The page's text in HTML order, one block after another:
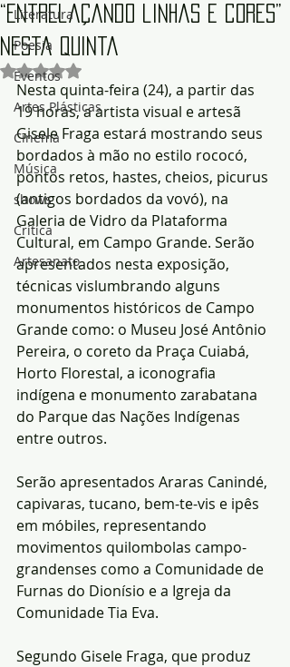
Literatura
Poesia
Eventos
Artes Plásticas
Cinema
Música
shows
Crítica
Artesanato
“Entrelaçando linhas e cores”
nesta quinta
Avaliado com NaN de 5 estrelas.
Nesta quinta-feira (24), a partir das
19 horas, a artista visual e artesã
Gisele Fraga estará mostrando seus
bordados à mão no estilo rococó,
pontos retos, hastes, cheios, picurus
(antigos bordados da vovó), na
Galeria de Vidro da Plataforma
Cultural, em Campo Grande. Serão
apresentados nesta exposição,
técnicas vislumbrando alguns
monumentos históricos de Campo
Grande como: o Museu José Antônio
Pereira, o coreto da Praça Cuiabá,
Horto Florestal, a iconografia
indígena e monumento zarabatana
do Parque das Nações Indígenas
entre outros.
Serão apresentados Araras Canindé,
capivaras, tucano, bem-te-vis e ipês
em móbiles, representando
movimentos quilombolas campo-
grandenses como a Comunidade de
Furnas do Dionísio e a Igreja da
Comunidade Tia Eva.
Segundo Gisele Fraga, que produz